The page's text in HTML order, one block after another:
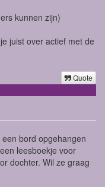
kunnen zijn)
juist over actief met de
Quote
bord opgehangen
leesboekje voor
dochter. Wil ze graag